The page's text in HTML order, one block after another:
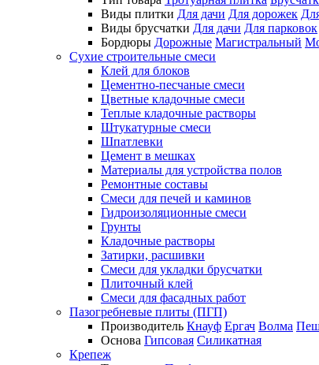
Виды плитки Для дачи Для дорожек
Виды брусчатки Для дачи Для парковок
Бордюры Дорожные Магистральный
Сухие строительные смеси
Клей для блоков
Цементно-песчаные смеси
Цветные кладочные смеси
Теплые кладочные растворы
Штукатурные смеси
Шпатлевки
Цемент в мешках
Материалы для устройства полов
Ремонтные составы
Смеси для печей и каминов
Гидроизоляционные смеси
Грунты
Кладочные растворы
Затирки, расшивки
Смеси для укладки брусчатки
Плиточный клей
Смеси для фасадных работ
Пазогребневые плиты (ПГП)
Производитель Кнауф Ергач Волма
Основа Гипсовая Силикатная
Крепеж